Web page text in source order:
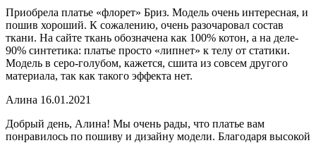
Приобрела платье «флорет» Бриз. Модель очень интересная, и
пошив хороший. К сожалению, очень разочаровал состав
ткани. На сайте ткань обозначена как 100% котон, а на деле-
90% синтетика: платье просто «липнет» к телу от статики.
Модель в серо-голубом, кажется, сшита из совсем другого
материала, так как такого эффекта нет.
Алина 16.01.2021
Добрый день, Алина! Мы очень рады, что платье вам
понравилось по пошиву и дизайну модели. Благодаря высокой